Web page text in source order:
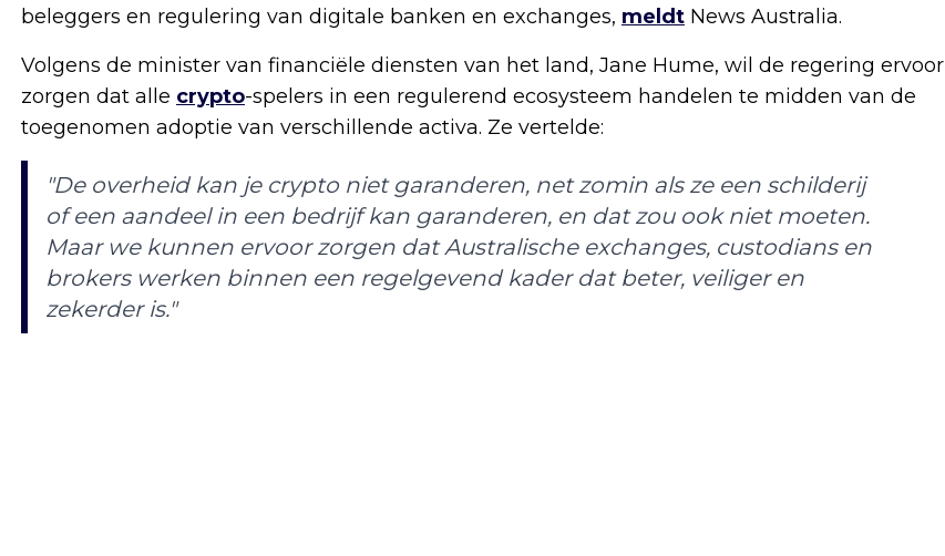
beleggers en regulering van digitale banken en exchanges, meldt News Australia.
Volgens de minister van financiële diensten van het land, Jane Hume, wil de regering ervoor
zorgen dat alle crypto-spelers in een regulerend ecosysteem handelen te midden van de
toegenomen adoptie van verschillende activa. Ze vertelde:
"De overheid kan je crypto niet garanderen, net zomin als ze een schilderij
of een aandeel in een bedrijf kan garanderen, en dat zou ook niet moeten.
Maar we kunnen ervoor zorgen dat Australische exchanges, custodians en
brokers werken binnen een regelgevend kader dat beter, veiliger en
zekerder is."